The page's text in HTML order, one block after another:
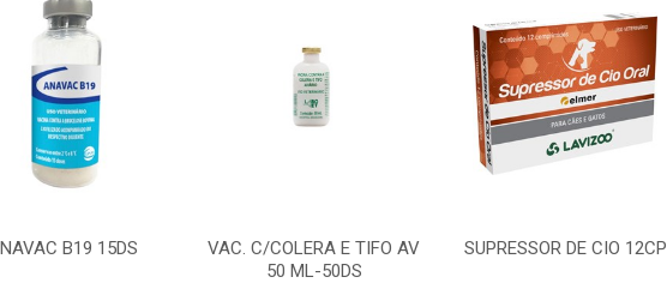
B19 15DS
VAC. C/COLERA E TIFO AV
50 ML-50DS
SUPRESSOR DE CIO 12CP